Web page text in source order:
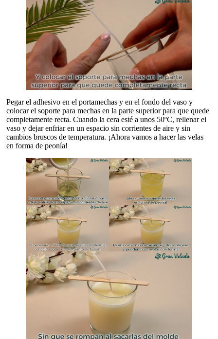
Pegar el adhesivo en el portamechas y en el fondo del vaso y
colocar el soporte para mechas en la parte superior para que quede
completamente recta. Cuando la cera esté a unos 50ºC, rellenar el
vaso y dejar enfriar en un espacio sin corrientes de aire y sin
cambios bruscos de temperatura.​ ¡Ahora vamos a hacer las velas
en forma de peonía!